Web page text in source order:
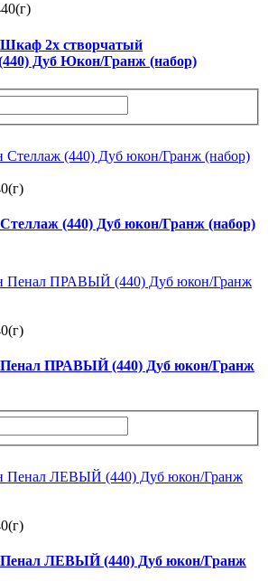
2х створчатый
Дуб Юкон/Гранж (набор)
(440) Дуб юкон/Гранж (набор)
ПРАВЫЙ (440) Дуб юкон/Гранж
ЛЕВЫЙ (440) Дуб юкон/Гранж